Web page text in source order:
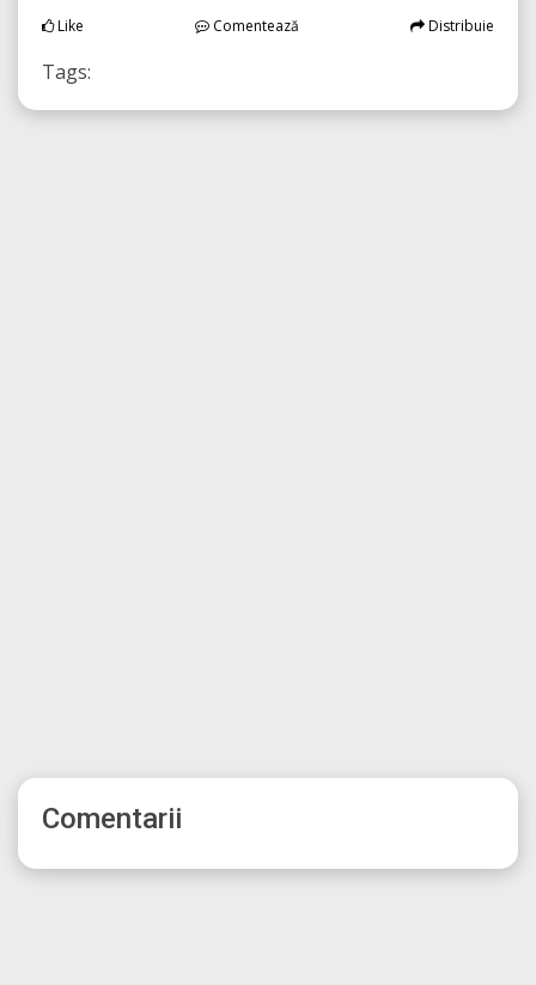
Like Comentează Distribuie
Tags:
Comentarii